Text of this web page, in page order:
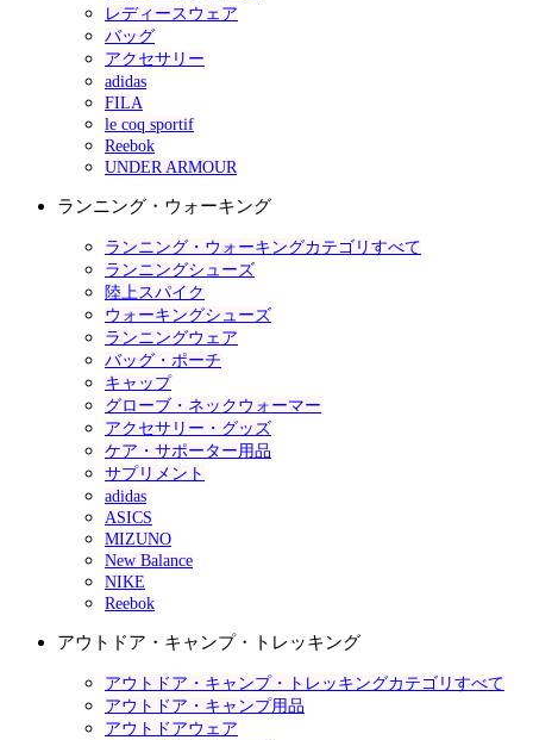
レディースウェア
バッグ
アクセサリー
adidas
FILA
le coq sportif
Reebok
UNDER ARMOUR
ランニング・ウォーキング
ランニング・ウォーキングカテゴリすべて
ランニングシューズ
陸上スパイク
ウォーキングシューズ
ランニングウェア
バッグ・ポーチ
キャップ
グローブ・ネックウォーマー
アクセサリー・グッズ
ケア・サポーター用品
サプリメント
adidas
ASICS
MIZUNO
New Balance
NIKE
Reebok
アウトドア・キャンプ・トレッキング
アウトドア・キャンプ・トレッキングカテゴリすべて
アウトドア・キャンプ用品
アウトドアウェア